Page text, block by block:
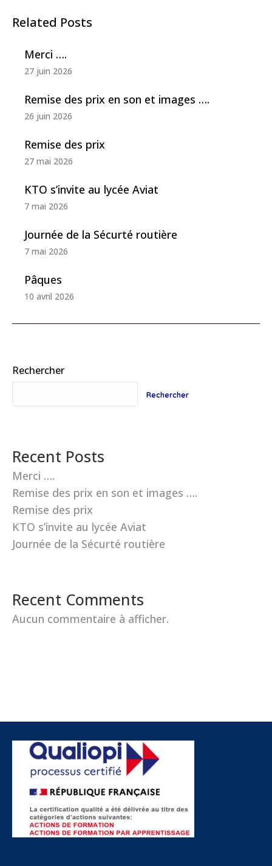
Related Posts
Merci ….
27 juin 2026
Remise des prix en son et images ….
26 juin 2026
Remise des prix
27 mai 2026
KTO s’invite au lycée Aviat
7 mai 2026
Journée de la Sécurté routière
7 mai 2026
Pâques
10 avril 2026
Rechercher
Rechercher
Recent Posts
Merci ….
Remise des prix en son et images ….
Remise des prix
KTO s’invite au lycée Aviat
Journée de la Sécurté routière
Recent Comments
Aucun commentaire à afficher.